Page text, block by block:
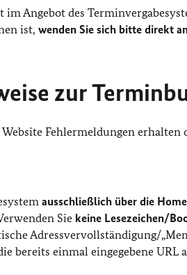
Angebot des
ist,wenden Sie sich bitte direkt
zur
Fehlermeldungen
ausschließlich über die
Sie keine Lesezeichen/
Adressvervollständigung/
bereits einmal eingegebene URL